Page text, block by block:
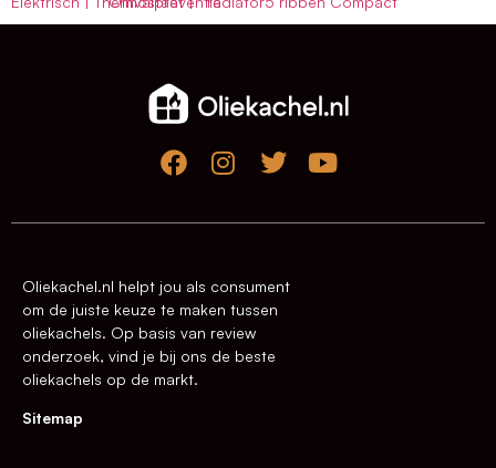
Oliekachel.nl helpt jou als consument
om de juiste keuze te maken tussen
oliekachels. Op basis van review
onderzoek, vind je bij ons de beste
oliekachels op de markt.
Sitemap